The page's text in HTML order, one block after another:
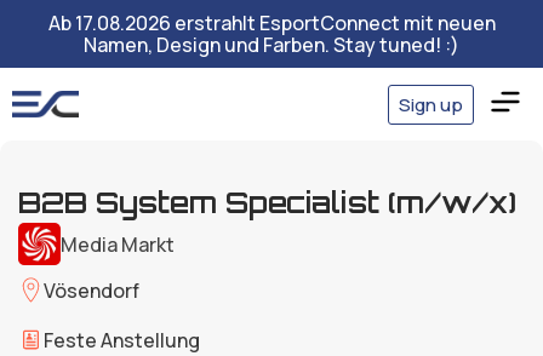
Ab 17.08.2026 erstrahlt EsportConnect mit neuen
Namen, Design und Farben. Stay tuned! :)
Sign up
B2B System Specialist (m/w/x)
Media Markt
Vösendorf
Feste Anstellung